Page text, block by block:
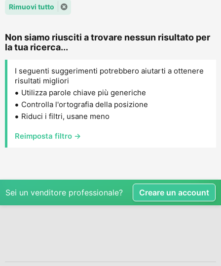
Rimuovi tutto
Non siamo riusciti a trovare nessun risultato per
la tua ricerca...
I seguenti suggerimenti potrebbero aiutarti a ottenere
risultati migliori
Utilizza parole chiave più generiche
Controlla l'ortografia della posizione
Riduci i filtri, usane meno
Reimposta filtro →
Sei un venditore professionale? Creare un account